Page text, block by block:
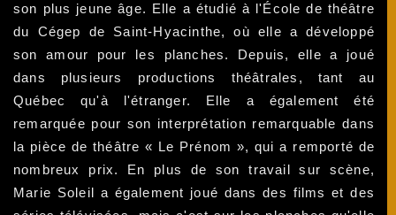
son plus jeune âge. Elle a étudié à l'École de théâtre
du Cégep de Saint-Hyacinthe, où elle a développé
son amour pour les planches. Depuis, elle a joué
dans plusieurs productions théâtrales, tant au
Québec qu'à l'étranger. Elle a également été
remarquée pour son interprétation remarquable dans
la pièce de théâtre « Le Prénom », qui a remporté de
nombreux prix. En plus de son travail sur scène,
Marie Soleil a également joué dans des films et des